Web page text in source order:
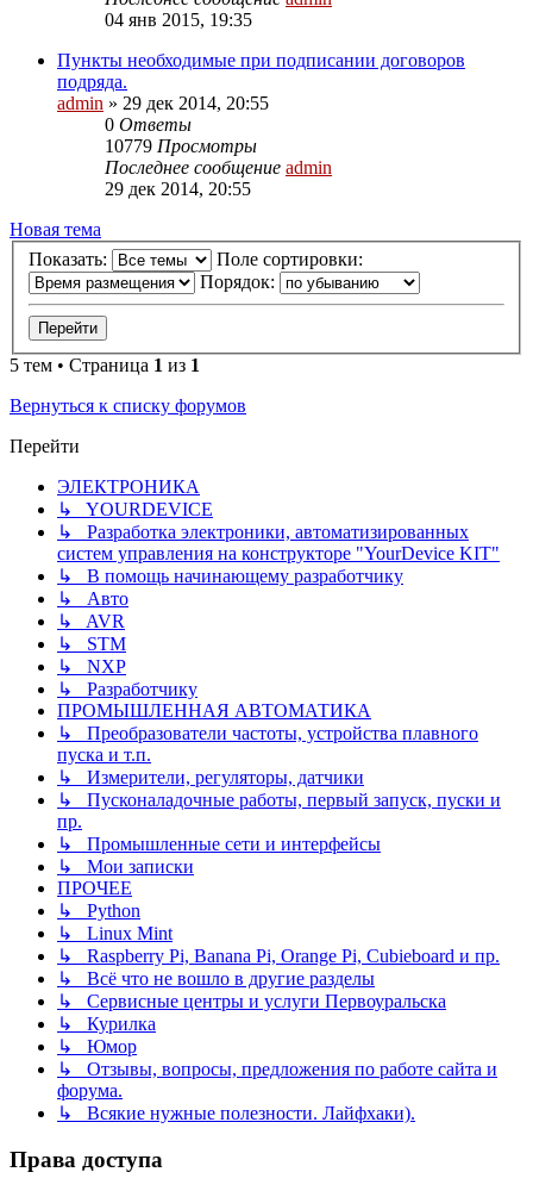
04 янв 2015, 19:35
Пункты необходимые при подписании договоров
подряда.
admin » 29 дек 2014, 20:55
0 Ответы
10779 Просмотры
Последнее сообщение admin
29 дек 2014, 20:55
Новая тема
Показать:
Поле сортировки:
Порядок:
5 тем • Страница 1 из 1
Вернуться к списку форумов
Перейти
ЭЛЕКТРОНИКА
↳ YOURDEVICE
↳ Разработка электроники, автоматизированных
систем управления на конструкторе "YourDevice KIT"
↳ В помощь начинающему разработчику
↳ Авто
↳ AVR
↳ STM
↳ NXP
↳ Разработчику
ПРОМЫШЛЕННАЯ АВТОМАТИКА
↳ Преобразователи частоты, устройства плавного
пуска и т.п.
↳ Измерители, регуляторы, датчики
↳ Пусконаладочные работы, первый запуск, пуски и
пр.
↳ Промышленные сети и интерфейсы
↳ Мои записки
ПРОЧЕЕ
↳ Python
↳ Linux Mint
↳ Raspberry Pi, Banana Pi, Orange Pi, Cubieboard и пр.
↳ Всё что не вошло в другие разделы
↳ Сервисные центры и услуги Первоуральска
↳ Курилка
↳ Юмор
↳ Отзывы, вопросы, предложения по работе сайта и
форума.
↳ Всякие нужные полезности. Лайфхаки).
Права доступа